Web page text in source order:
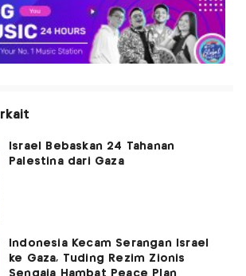
Israel Bebaskan 24 Tahanan
Palestina dari Gaza
Indonesia Kecam Serangan Israel
ke Gaza, Tuding Rezim Zionis
Sengaja Hambat Peace Plan